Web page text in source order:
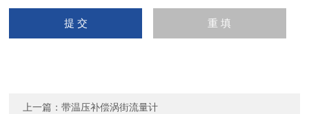
上一篇：带温压补偿涡街流量计